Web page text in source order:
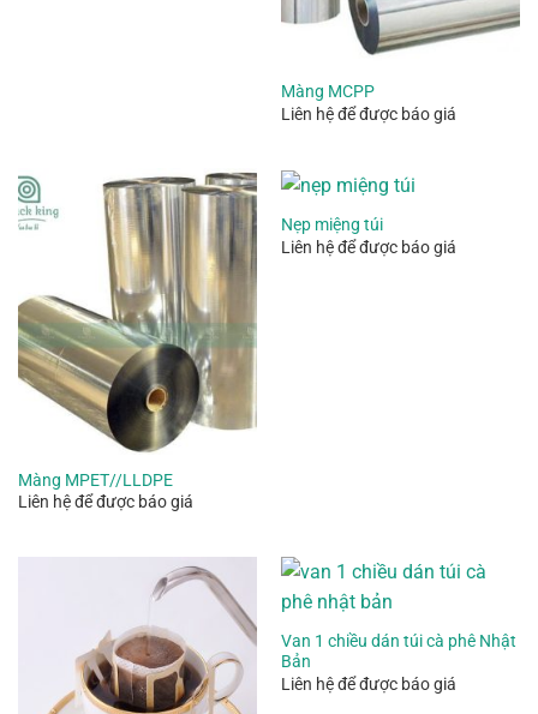
Màng MCPP
Liên hệ để được báo giá
Màng MPET//LLDPE
Liên hệ để được báo giá
Nẹp miệng túi
Liên hệ để được báo giá
Van 1 chiều dán túi cà phê Nhật
Bản
Liên hệ để được báo giá